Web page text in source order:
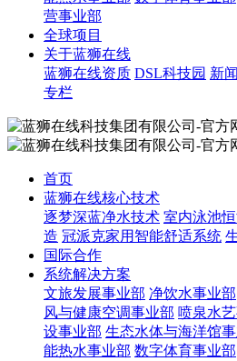
营事业部
全球项目
关于蓝狮在线
蓝狮在线资质 DSL科技园 新
专栏
首页
蓝狮在线核心技术
逐梦深蓝净水技术 室内泳池
造 冠派克家用智能舒适系统
国际合作
系统解决方案
文旅发展事业部 净饮水事业部
风与健康空调事业部 喷泉水
设事业部 生态水体与海洋馆
能热水事业部 数字体育事业部